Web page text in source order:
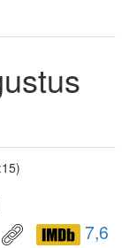
7,6